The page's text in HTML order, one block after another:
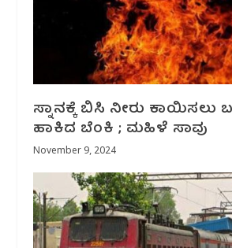
ಸ್ನಾನಕ್ಕೆ ಬಿಸಿ ನೀರು ಕಾಯಿಸಲು
ಹಾಕಿದ ಬೆಂಕಿ ; ಮಹಿಳೆ ಸಾವು
November 9, 2024